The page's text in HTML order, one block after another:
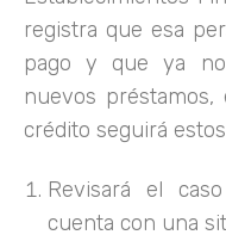
registra que esa
pago y que ya
nuevos
crédito seguirá
Revisará el
cuenta con una